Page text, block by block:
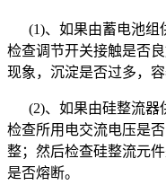
(1)、如果由蓄电池组
检查调节开关接触是否
现象，沉淀是否过多，
(2)、如果由硅整流器
检查所用电交流电压是
整；然后检查硅整流元
是否熔断。